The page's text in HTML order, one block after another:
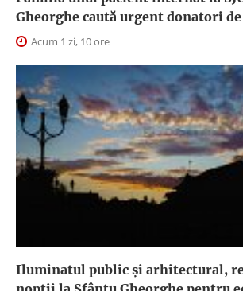
Gheorghe caută urgent donatori
Acum 1 zi, 10 ore
Iluminatul public şi arhitectural,